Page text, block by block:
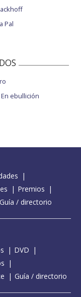
Pal
ebullición
Premios
Guía / directorio
DVD
Guía / directorio